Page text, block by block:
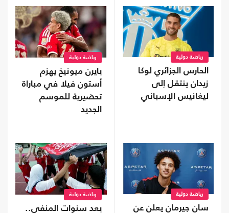
رياضة دولية
الحارس الجزائري لوكا
زيدان ينتقل إلى
ليغانيس الإسباني
رياضة دولية
بايرن ميونيخ يهزم
أستون فيلا في مباراة
تحضيرية للموسم
الجديد
رياضة دولية
سان جيرمان يعلن عن
رياضة دولية
بعد سنوات المنفى..